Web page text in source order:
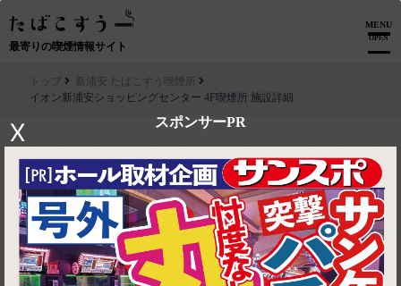
最寄りの喫煙情報サイト
MENU
OPEN
スポンサーPR
X
トップ
新浦安 たばこすう喫煙所
イオン新浦安ショッピングセンター 4F喫煙所 施設詳細
▶ ルートを見る
新浦安 たばこすう喫煙所│イオン新浦安ショッピングセンター 4F喫
煙所